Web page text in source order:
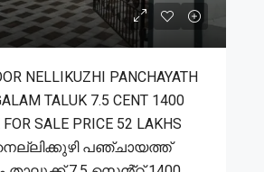
NELLIKUZHI PANCHAYATH
TALUK 7.5 CENT 1400
FOR SALE PRICE 52 LAKHS
പഞ്ചായത്ത്